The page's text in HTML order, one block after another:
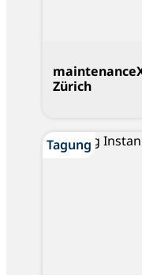
Zürich
Blog
Tagung